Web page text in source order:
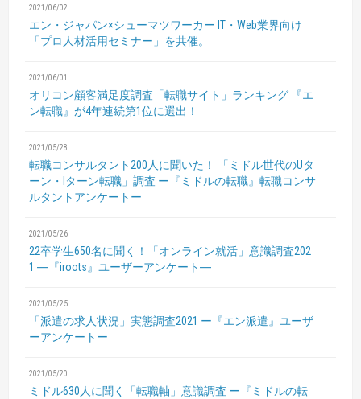
2021/06/02
エン・ジャパン×シューマツワーカー IT・Web業界向け
「プロ人材活用セミナー」を共催。
2021/06/01
オリコン顧客満足度調査「転職サイト」ランキング 『エ
ン転職』が4年連続第1位に選出！
2021/05/28
転職コンサルタント200人に聞いた！
「ミドル世代のUタ
ーン・Iターン転職」調査 ー『ミドルの転職』転職コンサ
ルタントアンケートー
2021/05/26
22卒学生650名に聞く！「オンライン就活」意識調査202
1 ―『iroots』ユーザーアンケート―
2021/05/25
「派遣の求人状況」実態調査2021 ー『エン派遣』ユーザ
ーアンケートー
2021/05/20
ミドル630人に聞く「転職軸」意識調査 ー『ミドルの転